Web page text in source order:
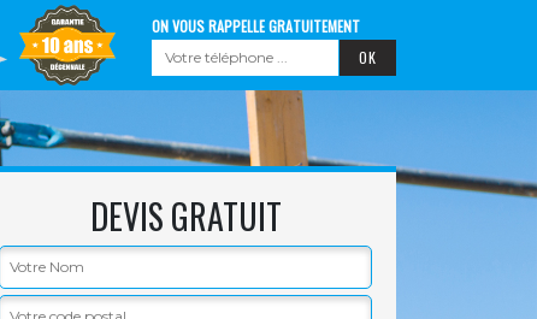
ON VOUS RAPPELLE GRATUITEMENT
DEVIS GRATUIT